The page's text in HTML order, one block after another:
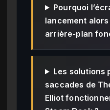
Pourquoi
lancement alors
arrière-plan
Les solutions
saccades de
Elliot